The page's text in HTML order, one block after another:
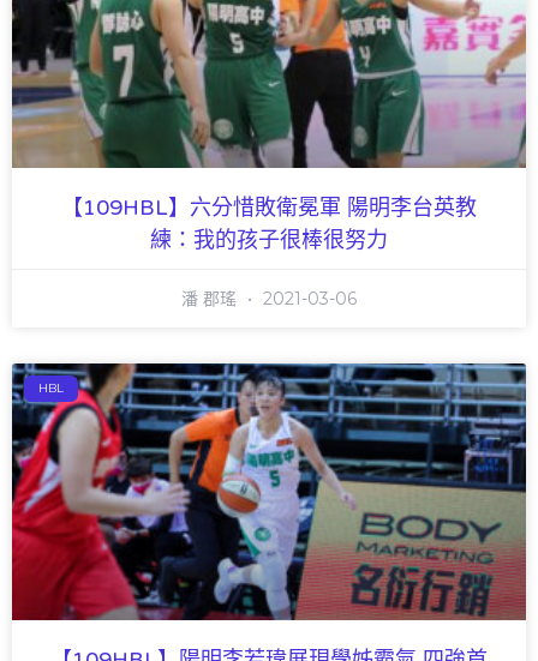
【109HBL】六分惜敗衛冕軍 陽明李台英教
練：我的孩子很棒很努力
潘 郡瑤 2021-03-06
HBL